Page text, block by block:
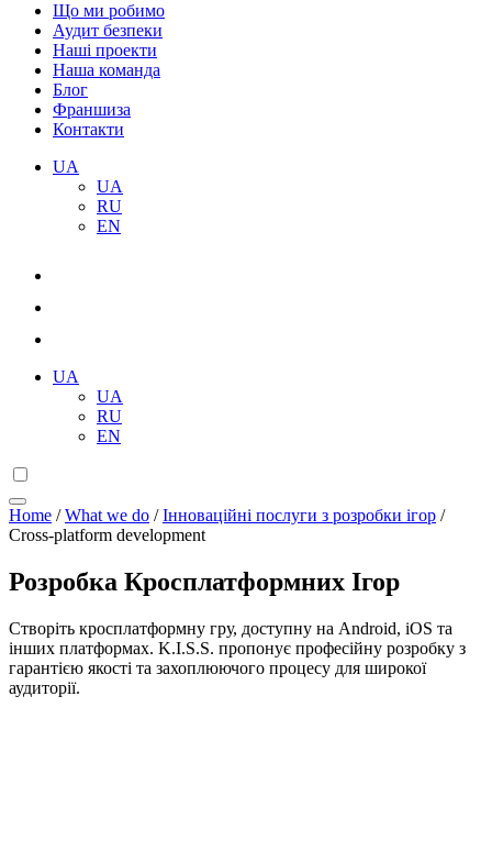
Що ми робимо
Аудит безпеки
Наші проекти
Наша команда
Блог
Франшиза
Контакти
UA
UA
RU
EN
UA
UA
RU
EN
Home /What we do /Інноваційні послуги з розробки ігор /
Cross-platform development
Розробка Кросплатформних Ігор
Створіть кросплатформну гру, доступну на Android, iOS та
інших платформах. K.I.S.S. пропонує професійну розробку з
гарантією якості та захоплюючого процесу для широкої
аудиторії.